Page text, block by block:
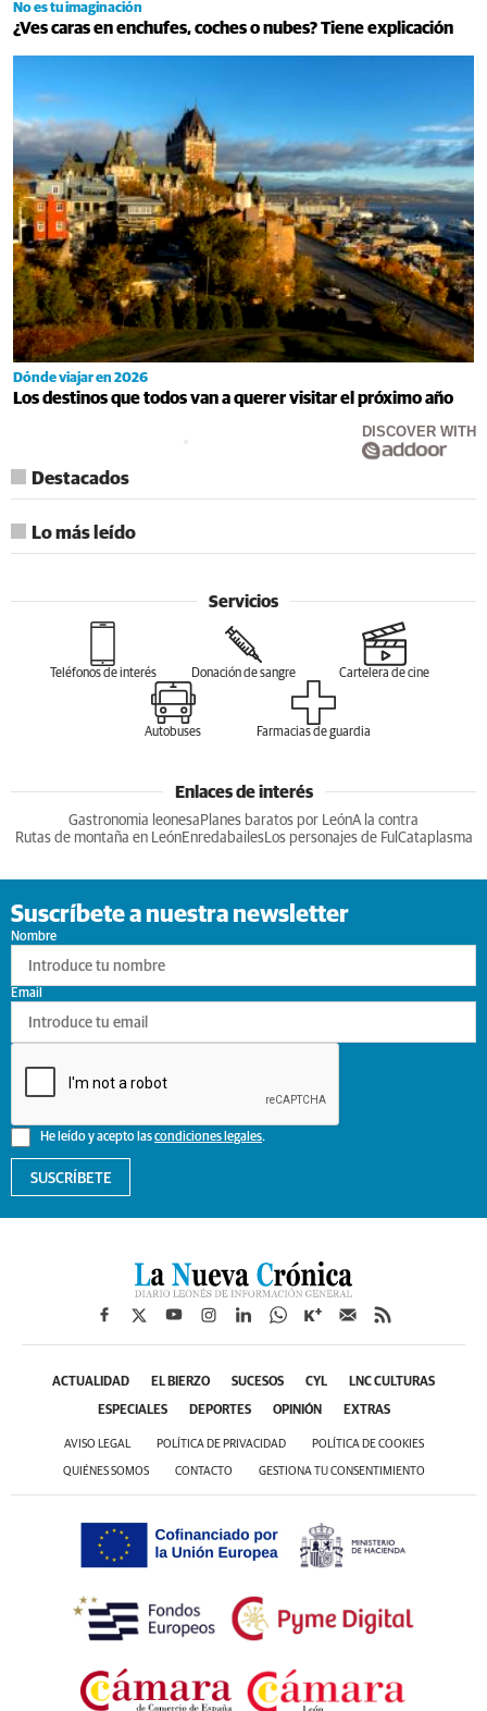
No es tu imaginación
¿Ves caras en enchufes, coches o nubes? Tiene explicación
Dónde viajar en 2026
Los destinos que todos van a querer visitar el próximo año
DISCOVER WITH
Destacados
Lo más leído
Servicios
Teléfonos de interés Donación de sangre Cartelera de cine
Autobuses Farmacias de guardia
Enlaces de interés
Gastronomia leonesa Planes baratos por LeónA la contra
Rutas de montaña en LeónEnredabailesLos personajes de Ful Cataplasma
Suscríbete a nuestra newsletter
Nombre
He leído y acepto lascondiciones legales.
Email
SUSCRÍBETE
ACTUALIDAD EL BIERZO SUCESOS CYL LNC CULTURAS
ESPECIALES DEPORTES OPINIÓN EXTRAS
AVISO LEGAL POLÍTICA DE PRIVACIDAD POLÍTICA DE COOKIES
QUIÉNES SOMOS CONTACTO GESTIONA TU CONSENTIMIENTO